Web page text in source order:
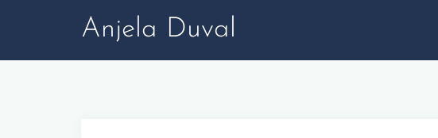
Anjela Duval